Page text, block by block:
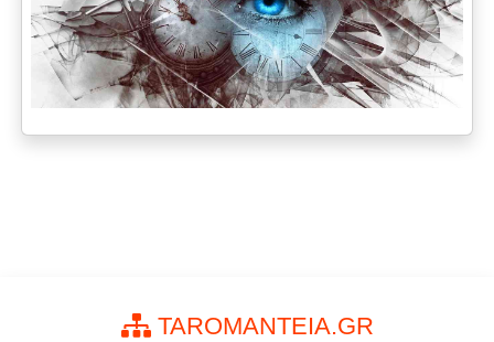
TAROMANTEIA.GR